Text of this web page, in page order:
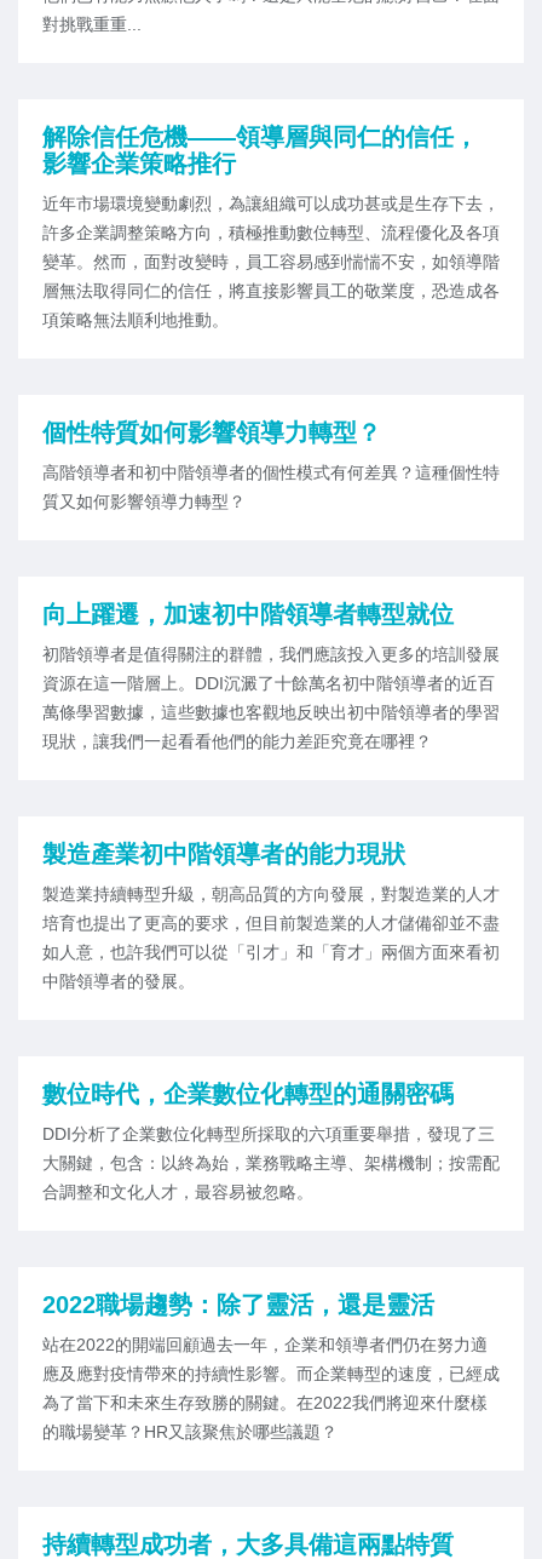
對挑戰重重...
解除信任危機——領導層與同仁的信任，
影響企業策略推行
近年市場環境變動劇烈，為讓組織可以成功甚或是生存下去，
許多企業調整策略方向，積極推動數位轉型、流程優化及各項
變革。然而，面對改變時，員工容易感到惴惴不安，如領導階
層無法取得同仁的信任，將直接影響員工的敬業度，恐造成各
項策略無法順利地推動。
個性特質如何影響領導力轉型？
高階領導者和初中階領導者的個性模式有何差異？這種個性特
質又如何影響領導力轉型？
向上躍遷，加速初中階領導者轉型就位
初階領導者是值得關注的群體，我們應該投入更多的培訓發展
資源在這一階層上。DDI沉澱了十餘萬名初中階領導者的近百
萬條學習數據，這些數據也客觀地反映出初中階領導者的學習
現狀，讓我們一起看看他們的能力差距究竟在哪裡？
製造產業初中階領導者的能力現狀
製造業持續轉型升級，朝高品質的方向發展，對製造業的人才
培育也提出了更高的要求，但目前製造業的人才儲備卻並不盡
如人意，也許我們可以從「引才」和「育才」兩個方面來看初
中階領導者的發展。
數位時代，企業數位化轉型的通關密碼
DDI分析了企業數位化轉型所採取的六項重要舉措，發現了三
大關鍵，包含：以終為始，業務戰略主導、架構機制；按需配
合調整和文化人才，最容易被忽略。
2022職場趨勢：除了靈活，還是靈活
站在2022的開端回顧過去一年，企業和領導者們仍在努力適
應及應對疫情帶來的持續性影響。而企業轉型的速度，已經成
為了當下和未來生存致勝的關鍵。在2022我們將迎來什麼樣
的職場變革？HR又該聚焦於哪些議題？
持續轉型成功者，大多具備這兩點特質